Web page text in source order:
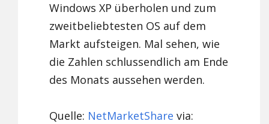
Windows XP überholen und zum
zweitbeliebtesten OS auf dem
Markt aufsteigen. Mal sehen, wie
die Zahlen schlussendlich am Ende
des Monats aussehen werden.
Quelle: NetMarketShare via: